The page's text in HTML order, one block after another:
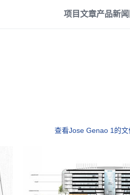
项目文章产品新闻
查看Jose Genao 1的文